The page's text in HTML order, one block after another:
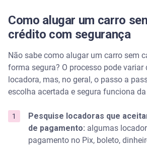
Como alugar um carro
crédito com segurança
Não sabe como alugar um carro sem
forma segura? O processo pode variar
locadora, mas, no geral, o passo a
escolha acertada e segura funciona
Pesquise locadoras que
de pagamento: algumas
pagamento no Pix, boleto,